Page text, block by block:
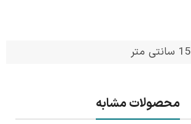
15 سانتی متر
محصولات مشابه